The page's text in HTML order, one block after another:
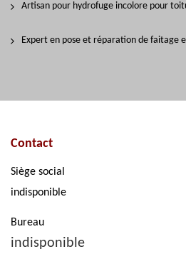
Artisan pour hydrofuge incolore pour
Expert en pose et réparation de faitage
Contact
Siège social
indisponible
Bureau
indisponible